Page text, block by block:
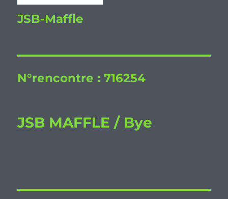
JSB-Maffle
N°rencontre :716254
JSB MAFFLE / Bye